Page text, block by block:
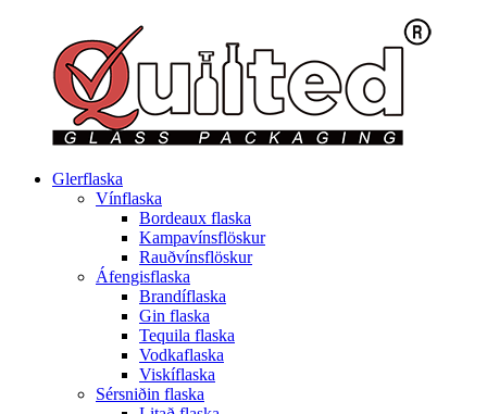
Glerflaska
Vínflaska
Bordeaux flaska
Kampavínsflöskur
Rauðvínsflöskur
Áfengisflaska
Brandíflaska
Gin flaska
Tequila flaska
Vodkaflaska
Viskíflaska
Sérsniðin flaska